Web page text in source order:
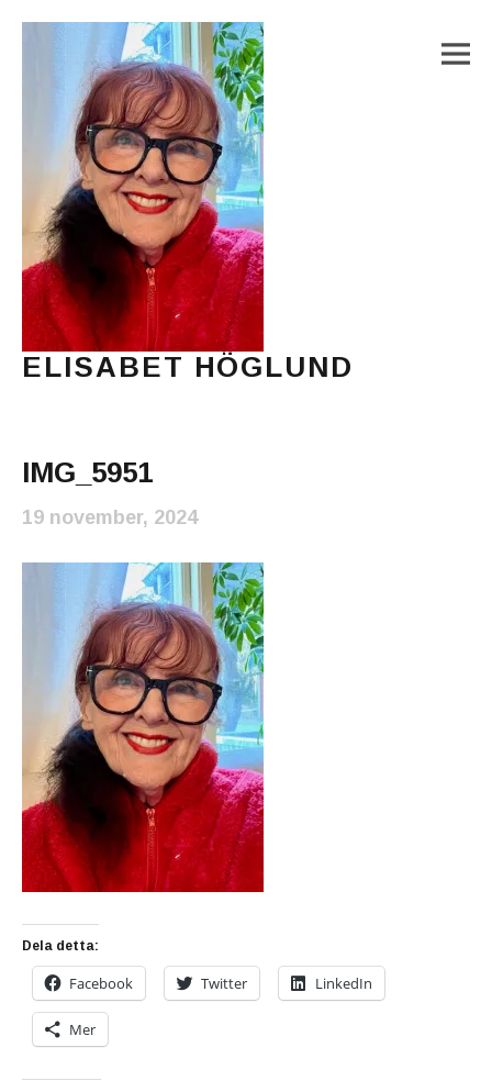
ELISABET HÖGLUND
IMG_5951
19 november, 2024
Dela detta:
Facebook Twitter LinkedIn
Mer